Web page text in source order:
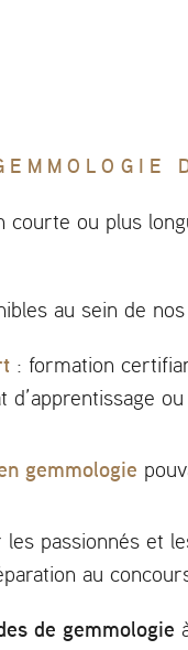
courte ou plus
au sein de
: formation
gemmologie
passionnés et
au
de gemmologie